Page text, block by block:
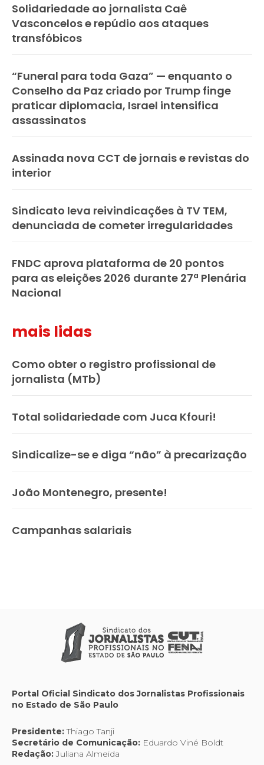
Solidariedade ao jornalista Caê
Vasconcelos e repúdio aos ataques
transfóbicos
“Funeral para toda Gaza” — enquanto o
Conselho da Paz criado por Trump finge
praticar diplomacia, Israel intensifica
assassinatos
Assinada nova CCT de jornais e revistas do
interior
Sindicato leva reivindicações à TV TEM,
denunciada de cometer irregularidades
FNDC aprova plataforma de 20 pontos
para as eleições 2026 durante 27ª Plenária
Nacional
mais lidas
Como obter o registro profissional de
jornalista (MTb)
Total solidariedade com Juca Kfouri!
Sindicalize-se e diga “não” à precarização
João Montenegro, presente!
Campanhas salariais
Portal Oficial Sindicato dos Jornalistas Profissionais
no Estado de São Paulo
Presidente:Thiago Tanji
Secretário de Comunicação: Eduardo Viné Boldt
Redação:Juliana Almeida